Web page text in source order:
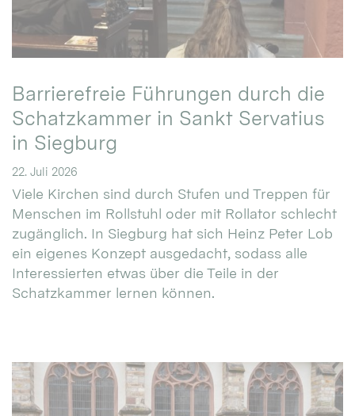
Barrierefreie Führungen durch die
Schatzkammer in Sankt Servatius
in Siegburg
22. Juli 2026
Viele Kirchen sind durch Stufen und Treppen für
Menschen im Rollstuhl oder mit Rollator schlecht
zugänglich. In Siegburg hat sich Heinz Peter Lob
ein eigenes Konzept ausgedacht, sodass alle
Interessierten etwas über die Teile in der
Schatzkammer lernen können.